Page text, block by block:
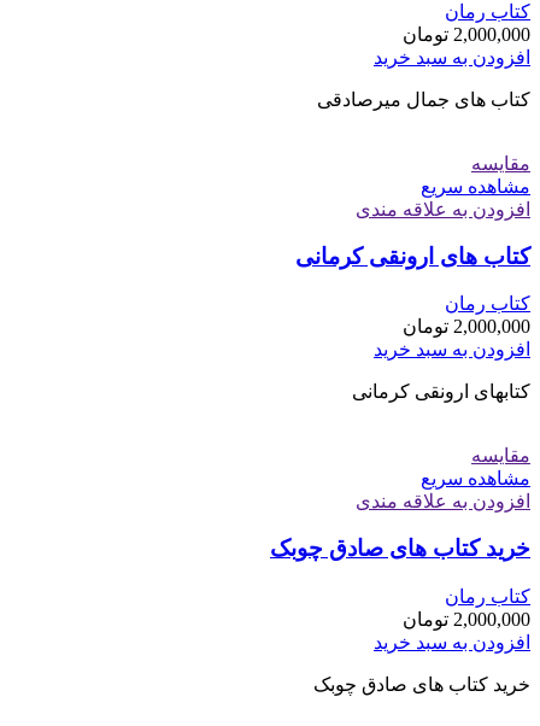
کتاب رمان
2,000,000 تومان
افزودن به سبد خرید
کتاب های جمال میرصادقی
مقایسه
مشاهده سریع
افزودن به علاقه مندی
کتاب های ارونقی کرمانی
کتاب رمان
2,000,000 تومان
افزودن به سبد خرید
کتابهای ارونقی کرمانی
مقایسه
مشاهده سریع
افزودن به علاقه مندی
خرید کتاب های صادق چوبک
کتاب رمان
2,000,000 تومان
افزودن به سبد خرید
خرید کتاب های صادق چوبک